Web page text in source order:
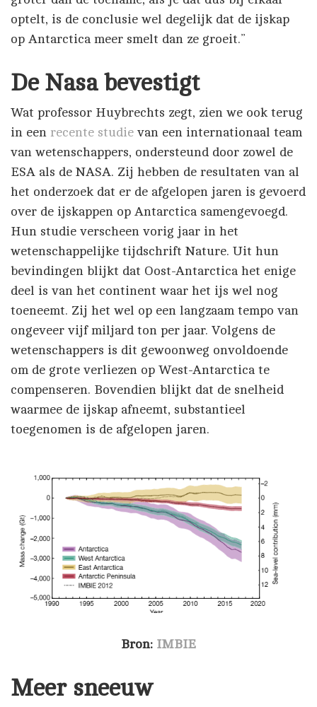
optelt, is de conclusie wel degelijk dat de ijskap
op Antarctica meer smelt dan ze groeit.”
De Nasa bevestigt
Wat professor Huybrechts zegt, zien we ook terug
in een recente studie van een internationaal team
van wetenschappers, ondersteund door zowel de
ESA als de NASA. Zij hebben de resultaten van al
het onderzoek dat er de afgelopen jaren is gevoerd
over de ijskappen op Antarctica samengevoegd.
Hun studie verscheen vorig jaar in het
wetenschappelijke tijdschrift Nature. Uit hun
bevindingen blijkt dat Oost-Antarctica het enige
deel is van het continent waar het ijs wel nog
toeneemt. Zij het wel op een langzaam tempo van
ongeveer vijf miljard ton per jaar. Volgens de
wetenschappers is dit gewoonweg onvoldoende
om de grote verliezen op West-Antarctica te
compenseren. Bovendien blijkt dat de snelheid
waarmee de ijskap afneemt, substantieel
toegenomen is de afgelopen jaren.
Bron: IMBIE
Meer sneeuw